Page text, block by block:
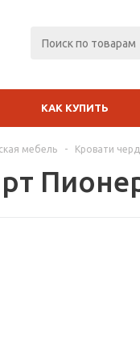
КАК КУПИТЬ
мебель - Кровати